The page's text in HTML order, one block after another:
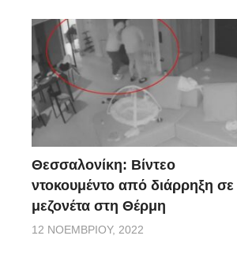
Θεσσαλονίκη: Βίντεο
ντοκουμέντο από διάρρηξη σε
μεζονέτα στη Θέρμη
12 ΝΟΕΜΒΡΊΟΥ, 2022